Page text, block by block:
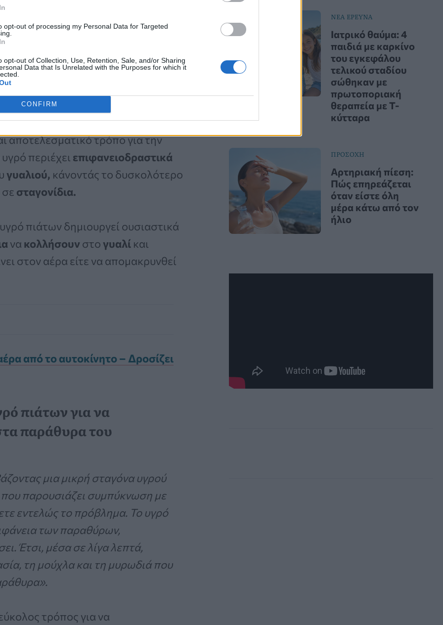
opt-out of processing my Personal Data for Targeted
opt-out of Collection, Use, Retention, Sale, and/or Sharing
Data that Is Unrelated with the Purposes for which it
CONFIRM
να την
αυτό το πρόβλημα μπορεί να
στα στεγνά παράθυρα μέσα στο
αποτελεσματικό τρόπο για την
περιέχει επιφανειοδραστικά
γυαλιού, κάνοντάς το δυσκολότερο
σε σταγονίδια.
πιάτων δημιουργεί ουσιαστικά
να κολλήσουν στογυαλί και
στον αέρα είτε να απομακρυνθεί
από το αυτοκίνητο – Δροσίζει
πιάτων για να
παράθυρα του
μια μικρή σταγόνα υγρού
παρουσιάζει συμπύκνωση με
εντελώς το πρόβλημα. Το υγρό
των παραθύρων,
Έτσι, μέσα σε λίγα λεπτά,
τη μούχλα και τη μυρωδιά που
τρόπος για να
ΝΕΑ ΕΡΕΥΝΑ
Ιατρικό θαύμα: 4
παιδιά με καρκίνο
του εγκεφάλου
τελικού σταδίου
σώθηκαν με
πρωτοποριακή
θεραπεία με Τ-
κύτταρα
ΠΡΟΣΟΧΗ
Αρτηριακή πίεση:
Πώς επηρεάζεται
όταν είστε όλη
μέρα κάτω από τον
ήλιο